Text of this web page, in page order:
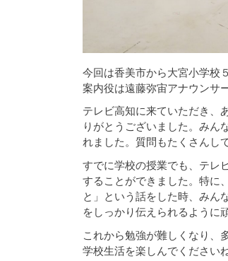
今回は香美市から大宮小学校
案内役は遠藤弥宙アナウンサ
テレビ高知に来ていただき、
りがとうございました。みん
れました。質問もたくさんし
すでに学校の授業でも、テレ
することができました。特に
と」という話をした時、みん
をしっかり伝えられるように
これから勉強が難しくなり、
学校生活を楽しんでください